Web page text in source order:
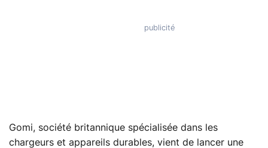
Gomi, société britannique spécialisée dans les
chargeurs et appareils durables, vient de lancer une